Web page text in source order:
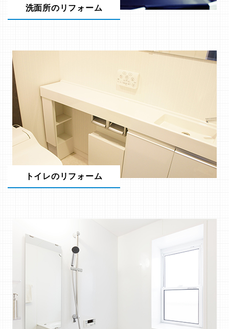
洗面所のリフォーム
トイレのリフォーム